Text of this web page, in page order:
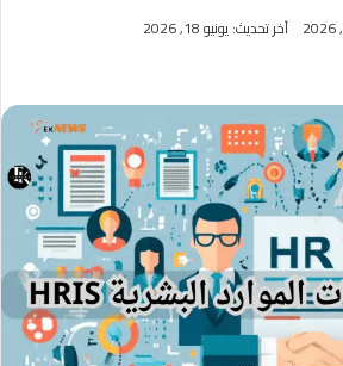
آخر تحديث: يونيو 18, 2026